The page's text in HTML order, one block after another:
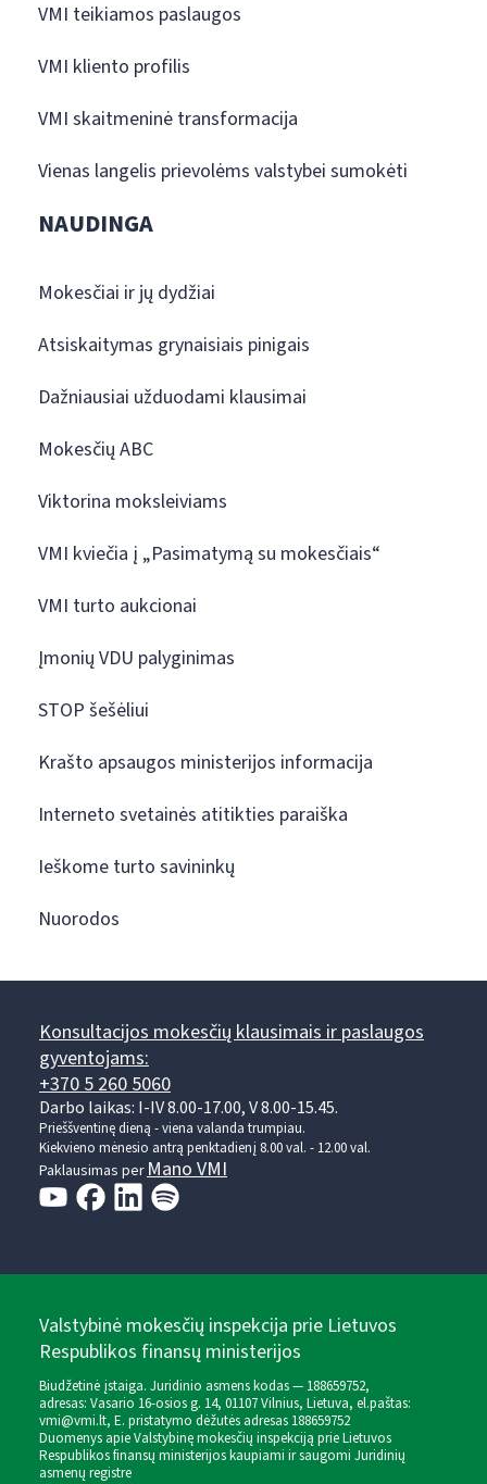
VMI teikiamos paslaugos
VMI kliento profilis
VMI skaitmeninė transformacija
Vienas langelis prievolėms valstybei sumokėti
NAUDINGA
Mokesčiai ir jų dydžiai
Atsiskaitymas grynaisiais pinigais
Dažniausiai užduodami klausimai
Mokesčių ABC
Viktorina moksleiviams
VMI kviečia į „Pasimatymą su mokesčiais“
VMI turto aukcionai
Įmonių VDU palyginimas
STOP šešėliui
Krašto apsaugos ministerijos informacija
Interneto svetainės atitikties paraiška
Ieškome turto savininkų
Nuorodos
Konsultacijos mokesčių klausimais ir paslaugos
gyventojams:
+370 5 260 5060
Darbo laikas: I-IV 8.00-17.00, V 8.00-15.45.
Prieššventinę dieną - viena valanda trumpiau.
Kiekvieno mėnesio antrą penktadienį 8.00 val. - 12.00 val.
Paklausimas perMano VMI
Valstybinė mokesčių inspekcija prie Lietuvos
Respublikos finansų ministerijos
Biudžetinė įstaiga. Juridinio asmens kodas — 188659752,
adresas: Vasario 16-osios g. 14, 01107 Vilnius, Lietuva, el.paštas:
vmi@vmi.lt, E. pristatymo dėžutės adresas 188659752
Duomenys apie Valstybinę mokesčių inspekciją prie Lietuvos
Respublikos finansų ministerijos kaupiami ir saugomi Juridinių
asmenų registre